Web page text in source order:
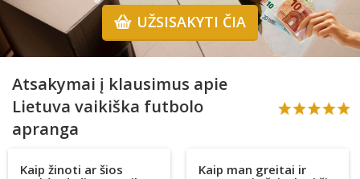
UŽSISAKYTI ČIA
Atsakymai į klausimus apie
Lietuva vaikiška futbolo
apranga
Kaip žinoti ar šios
Kaip man greitai ir